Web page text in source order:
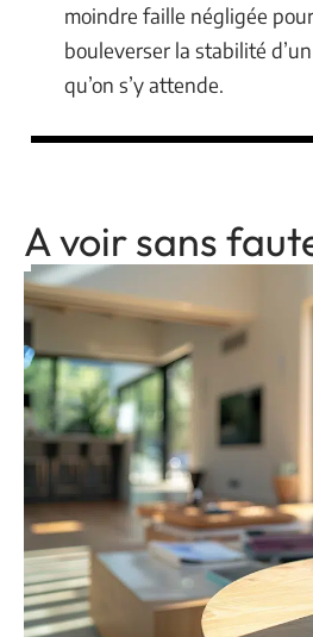
moindre faille négligée
bouleverser la stabilité
qu’on s’y attende.
A voir sans